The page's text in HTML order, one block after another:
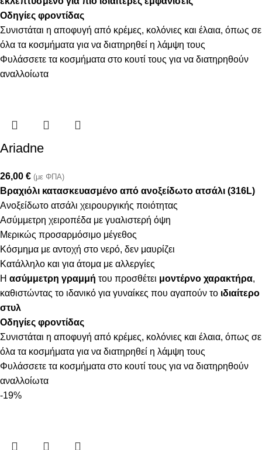
Οδηγίες φροντίδας
Συνιστάται η αποφυγή από κρέμες, κολόνιες και έλαια, όπως σε
όλα τα κοσμήματα για να διατηρηθεί η λάμψη τους
Φυλάσσετε τα κοσμήματα στο κουτί τους για να διατηρηθούν
αναλλοίωτα
Ariadne
26,00 € (με ΦΠΑ)
Βραχιόλι κατασκευασμένο από ανοξείδωτο ατσάλι (316L)
Ανοξείδωτο ατσάλι χειρουργικής ποιότητας
Ασύμμετρη χειροπέδα με γυαλιστερή όψη
Μερικώς προσαρμόσιμο μέγεθος
Κόσμημα με αντοχή στο νερό, δεν μαυρίζει
Κατάλληλο και για άτομα με αλλεργίες
Η ασύμμετρη γραμμή του προσθέτει μοντέρνο χαρακτήρα,
καθιστώντας το ιδανικό για γυναίκες που αγαπούν το ιδιαίτερο
στυλ
Οδηγίες φροντίδας
Συνιστάται η αποφυγή από κρέμες, κολόνιες και έλαια, όπως σε
όλα τα κοσμήματα για να διατηρηθεί η λάμψη τους
Φυλάσσετε τα κοσμήματα στο κουτί τους για να διατηρηθούν
αναλλοίωτα
-19%